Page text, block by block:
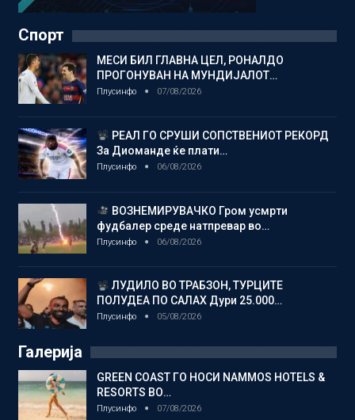
Спорт
МЕСИ БИЛ ГЛАВНА ЦЕЛ, РОНАЛДО
ПРОГОНУВАН НА МУНДИЈАЛОТ…
Плусинфо 07/08/2026
РЕАЛ ГО СРУШИ СОПСТВЕНИОТ РЕКОРД
За Диоманде ќе плати…
Плусинфо 06/08/2026
ВОЗНЕМИРУВАЧКО Гром усмрти
фудбалер среде натпревар во…
Плусинфо 06/08/2026
ЛУДИЛО ВО ТРАБЗОН, ТУРЦИТЕ
ПОЛУДЕА ПО САЛАХ Дури 25.000…
Плусинфо 05/08/2026
Галерија
GREEN COAST ГО НОСИ NAMMOS HOTELS &
RESORTS ВО…
Плусинфо 07/08/2026